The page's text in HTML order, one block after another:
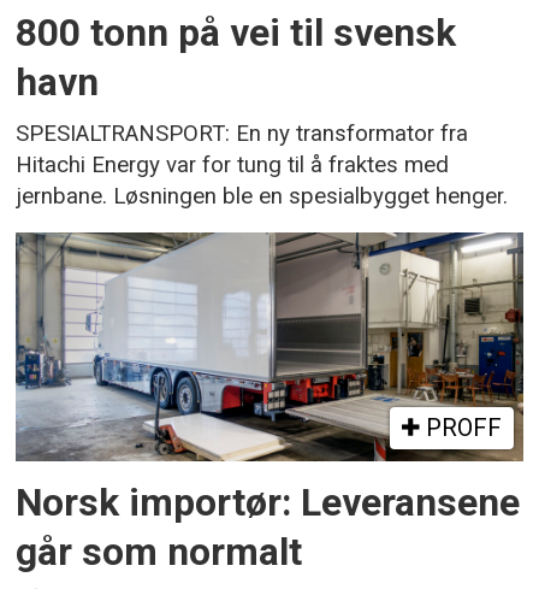
800 tonn på vei til svensk
havn
SPESIALTRANSPORT: En ny transformator fra
Hitachi Energy var for tung til å fraktes med
jernbane. Løsningen ble en spesialbygget henger.
PROFF
Norsk importør: Leveransene
går som normalt